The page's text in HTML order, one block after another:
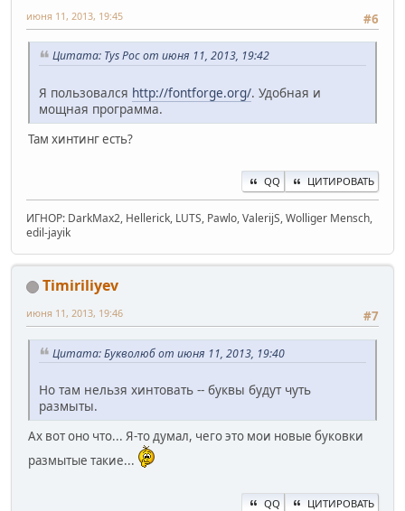
#6
июня 11, 2013, 19:45
Цитата: Tys Poc от июня 11, 2013, 19:42
Я пользовался http://fontforge.org/. Удобная и
мощная программа.
Там хинтинг есть?
QQ ЦИТИРОВАТЬ
ИГНОР: DarkMax2, Hellerick, LUTS, Pawlo, ValerijS, Wolliger Mensch,
edil-jayik
Timiriliyev
#7
июня 11, 2013, 19:46
Цитата: Букволюб от июня 11, 2013, 19:40
Но там нельзя хинтовать -- буквы будут чуть
размыты.
Ах вот оно что... Я-то думал, чего это мои новые буковки
размытые такие...
QQ ЦИТИРОВАТЬ